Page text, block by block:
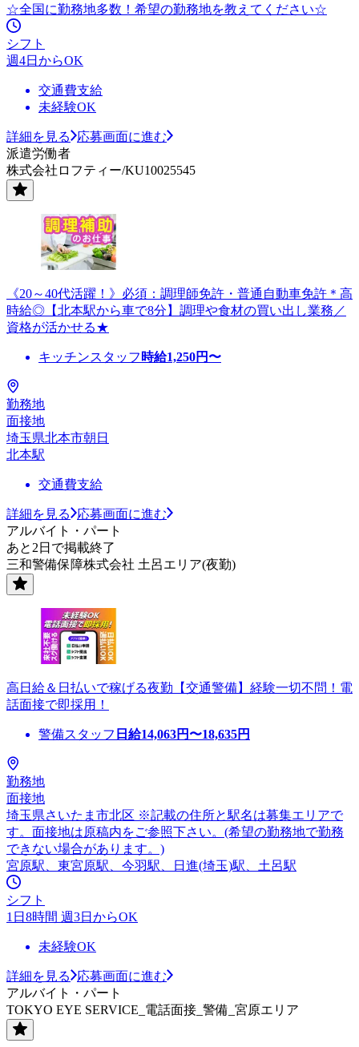
☆全国に勤務地多数！希望の勤務地を教えてください☆
シフト
週4日からOK
交通費支給
未経験OK
詳細を見る
応募画面に進む
派遣労働者
株式会社ロフティー/KU10025545
《20～40代活躍！》必須：調理師免許・普通自動車免許＊高
時給◎【北本駅から車で8分】調理や食材の買い出し業務／
資格が活かせる★
キッチンスタッフ 時給1,250円〜
勤務地
面接地
埼玉県北本市朝日
北本駅
交通費支給
詳細を見る
応募画面に進む
アルバイト・パート
あと2日で掲載終了
三和警備保障株式会社 土呂エリア(夜勤)
高日給＆日払いで稼げる夜勤【交通警備】経験一切不問！電
話面接で即採用！
警備スタッフ 日給14,063円〜18,635円
勤務地
面接地
埼玉県さいたま市北区 ※記載の住所と駅名は募集エリアで
す。面接地は原稿内をご参照下さい。(希望の勤務地で勤務
できない場合があります。)
宮原駅、東宮原駅、今羽駅、日進(埼玉)駅、土呂駅
シフト
1日8時間 週3日からOK
未経験OK
詳細を見る
応募画面に進む
アルバイト・パート
TOKYO EYE SERVICE_電話面接_警備_宮原エリア